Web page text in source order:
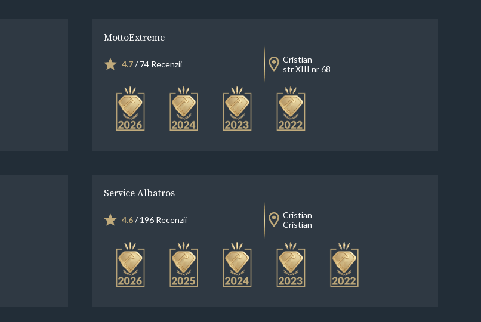
MottoExtreme
4.7/ 74 Recenzii
Cristian
str XIII nr 68
Service Albatros
4.6/ 196 Recenzii
Cristian
Cristian